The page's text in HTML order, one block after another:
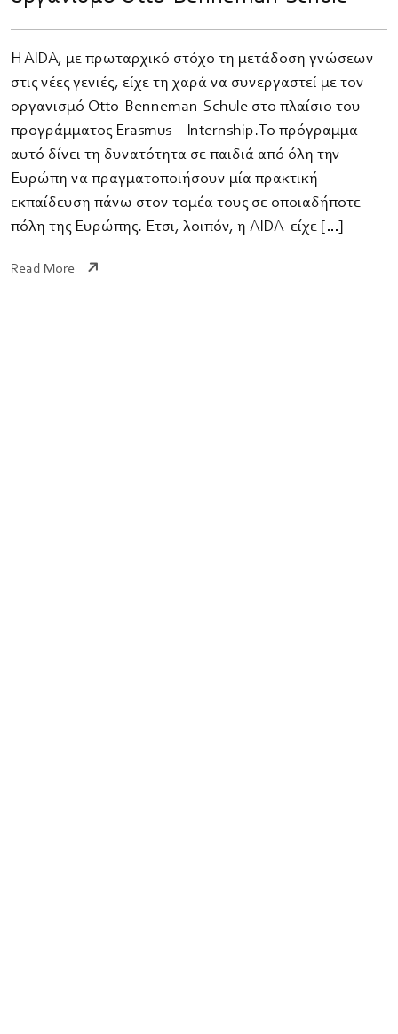
H AIDA, με πρωταρχικό στόχο τη μετάδοση γνώσεων
στις νέες γενιές, είχε τη χαρά να συνεργαστεί με τον
οργανισμό Otto-Benneman-Schule στο πλαίσιο του
προγράμματος Erasmus + Internship.​Το πρόγραμμα
αυτό δίνει τη δυνατότητα σε παιδιά από όλη την
Ευρώπη να πραγματοποιήσουν μία πρακτική
εκπαίδευση πάνω στον τομέα τους σε οποιαδήποτε
πόλη της Ευρώπης. Έτσι, λοιπόν, η AIDA είχε […]
Read More